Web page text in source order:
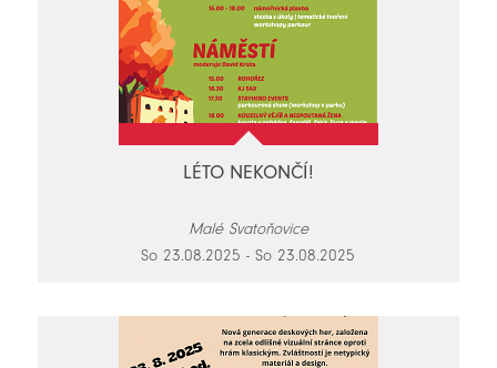
LÉTO NEKONČÍ!
Malé Svatoňovice
So 23.08.2025 - So 23.08.2025